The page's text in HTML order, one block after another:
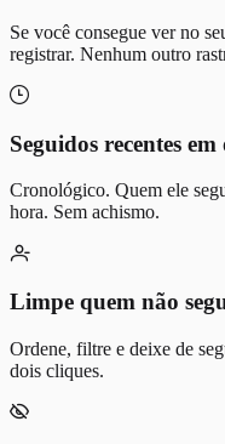
Se você consegue ver no
registrar. Nenhum outro
Seguidos recentes
Cronológico. Quem ele
hora. Sem achismo.
Limpe quem não
Ordene, filtre e deixe de
dois cliques.